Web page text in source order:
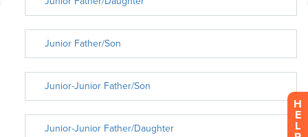
H
E
L